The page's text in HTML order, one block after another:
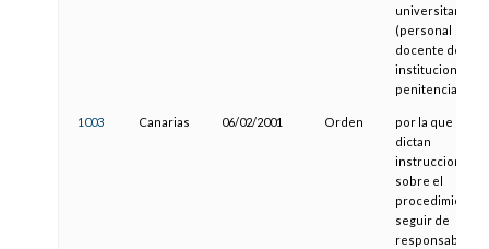
universitaria
(personal
docente de
instituciones
penitenciarias)
1003 Canarias 06/02/2001 Orden
por la que se
dictan
instrucciones
sobre el
procedimiento a
seguir de
responsabilidad